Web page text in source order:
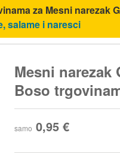
za Mesni narezak
salame i naresci
Mesni narezak
Boso
samo 0,95 €